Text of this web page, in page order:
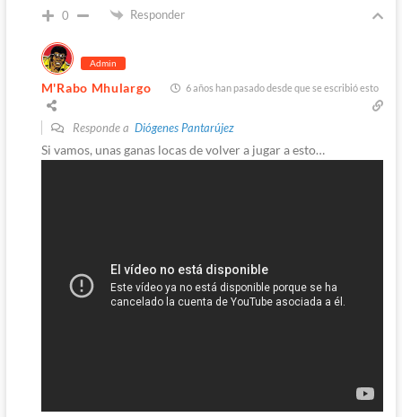
0 Responder
Admin
M'Rabo Mhulargo 6 años han pasado desde que se escribió esto
Responde a Diógenes Pantarújez
Si vamos, unas ganas locas de volver a jugar a esto…